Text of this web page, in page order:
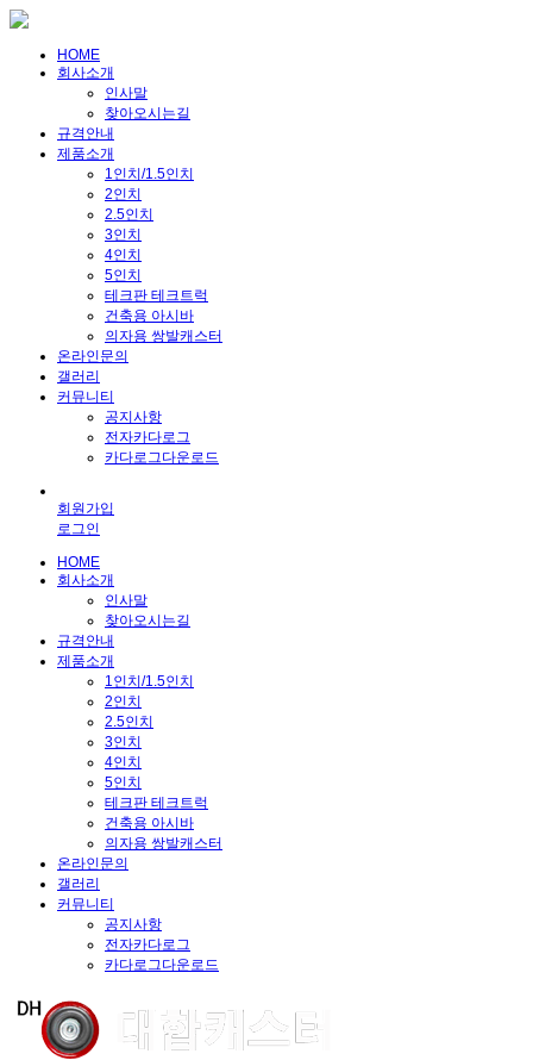
HOME
회사소개
인사말
찾아오시는길
규격안내
제품소개
1인치/1.5인치
2인치
2.5인치
3인치
4인치
5인치
테크판 테크트럭
건축용 아시바
의자용 쌍발캐스터
온라인문의
갤러리
커뮤니티
공지사항
전자카다로그
카다로그다운로드
회원가입
로그인
HOME
회사소개
인사말
찾아오시는길
규격안내
제품소개
1인치/1.5인치
2인치
2.5인치
3인치
4인치
5인치
테크판 테크트럭
건축용 아시바
의자용 쌍발캐스터
온라인문의
갤러리
커뮤니티
공지사항
전자카다로그
카다로그다운로드